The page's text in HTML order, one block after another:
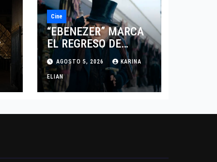
Cine
“EBENEZER” MARCA
EL REGRESO DE
JOHNNY DEPP A
HOLLYWOOD TRAS SU
PASO POR EL CINE
INDEPENDIENTE
AGOSTO 5, 2026 KARINA
ELIAN